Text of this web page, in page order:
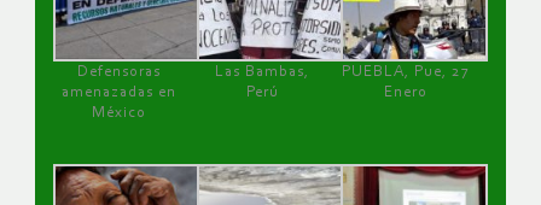
Defensoras
amenazadas en
México
Las Bambas,
Perú
PUEBLA, Pue, 27
Enero